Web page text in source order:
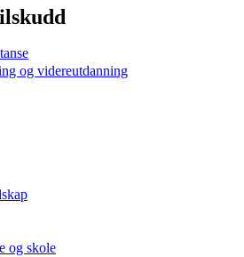
og videreutdanning
og skole